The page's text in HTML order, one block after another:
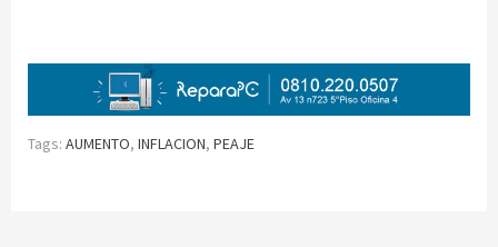
Tags: AUMENTO, INFLACION, PEAJE